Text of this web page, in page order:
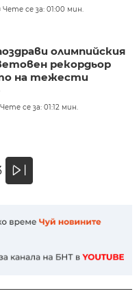
Чете се за: 01:00 мин.
олимпийския
рекордьор
на тежести
Чете се за: 01:12 мин.
»